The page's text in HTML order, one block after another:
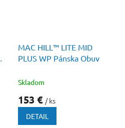
MAC HILL™ LITE MID
PLUS WP Pánska Obuv
Skladom
153 € / ks
DETAIL